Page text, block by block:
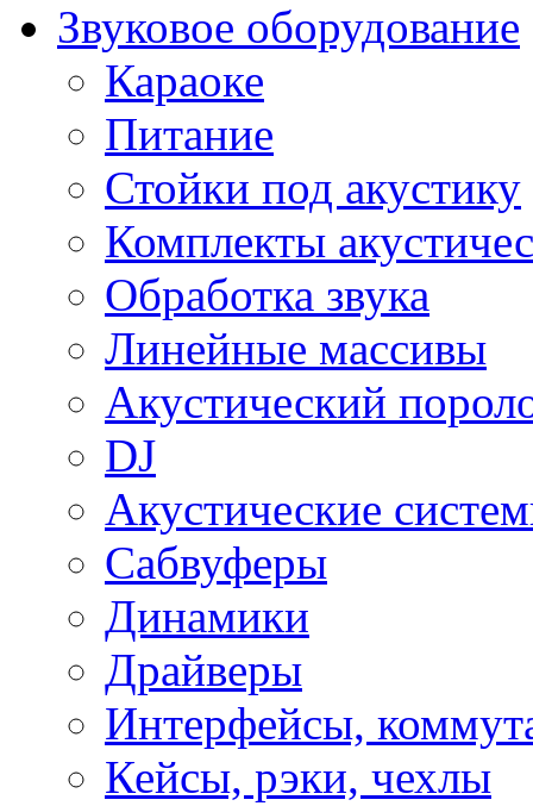
Звуковое оборудование
Караоке
Питание
Стойки под акустику
Комплекты
Обработка звука
Линейные массивы
Акустический
DJ
Акустические
Сабвуферы
Динамики
Драйверы
Интерфейсы,
Кейсы, рэки, чехлы